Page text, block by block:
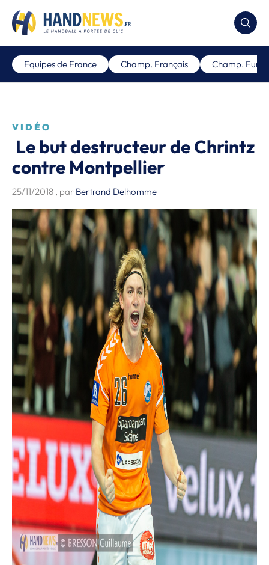
Equipes de France Champ. Français Champ.
VIDÉO
Le but destructeur de Chrintz
contre Montpellier
25/11/2018 , par Bertrand Delhomme